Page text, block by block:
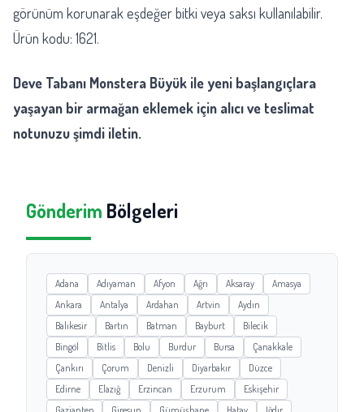
görünüm korunarak eşdeğer bitki veya saksı kullanılabilir.
Ürün kodu: 1621.
Deve Tabanı Monstera Büyük ile yeni başlangıçlara
yaşayan bir armağan eklemek için alıcı ve teslimat
notunuzu şimdi iletin.
Gönderim Bölgeleri
Adana Adıyaman Afyon Ağrı Aksaray
Amasya
Ankara
Antalya Ardahan Artvin
Aydın
Balıkesir
Bartın Batman Bayburt
Bilecik
Bingöl
Bitlis Bolu Burdur Bursa
Çanakkale
Çankırı
Çorum Denizli Diyarbakır
Düzce
Edirne
Elazığ Erzincan Erzurum
Eskişehir